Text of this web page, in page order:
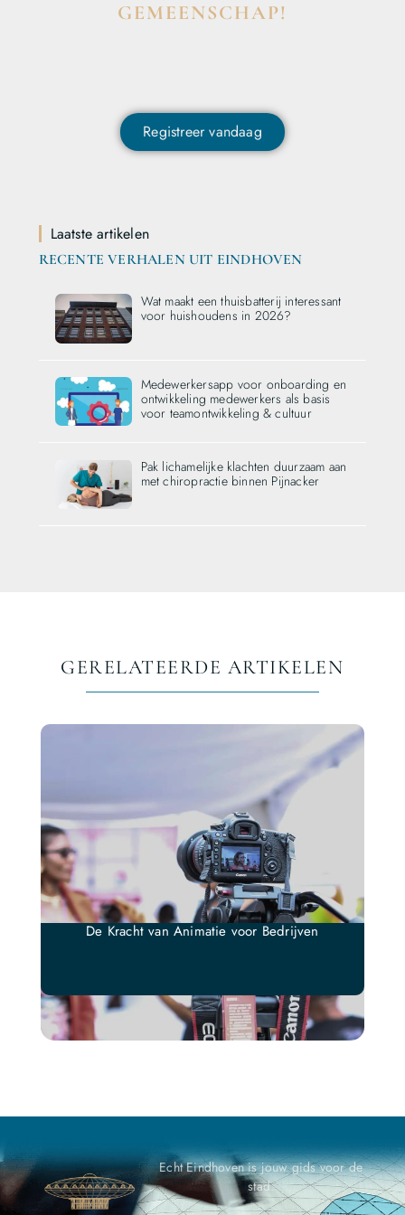
GEMEENSCHAP!
Registreer vandaag
Laatste artikelen
RECENTE VERHALEN UIT EINDHOVEN
Wat maakt een thuisbatterij interessant
voor huishoudens in 2026?
Medewerkersapp voor onboarding en
ontwikkeling medewerkers als basis
voor teamontwikkeling & cultuur
Pak lichamelijke klachten duurzaam aan
met chiropractie binnen Pijnacker
GERELATEERDE ARTIKELEN
De Kracht van Animatie voor Bedrijven
Echt Eindhoven is jouw gids voor de
stad.